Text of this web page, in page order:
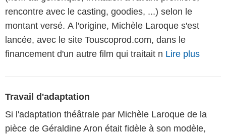
rencontre avec le casting, goodies, ...) selon le
montant versé. A l'origine, Michèle Laroque s'est
lancée, avec le site Touscoprod.com, dans le
financement d'un autre film qui traitait n Lire plus
Travail d'adaptation
Si l'adaptation théâtrale par Michèle Laroque de la
pièce de Géraldine Aron était fidèle à son modèle,